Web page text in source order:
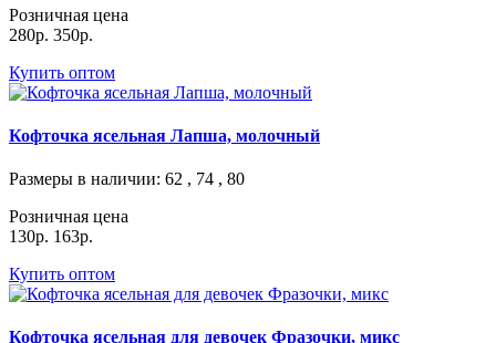
Розничная цена
280р. 350р.
Купить оптом
Кофточка ясельная Лапша, молочный
Размеры в наличии: 62 , 74 , 80
Розничная цена
130р. 163р.
Купить оптом
Кофточка ясельная для девочек Фразочки, микс